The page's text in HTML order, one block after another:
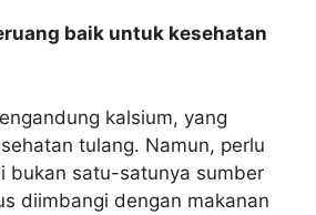
baik untuk kesehatan
kalsium, yang
tulang. Namun, perlu
bukan satu-satunya sumber
diimbangi dengan makanan